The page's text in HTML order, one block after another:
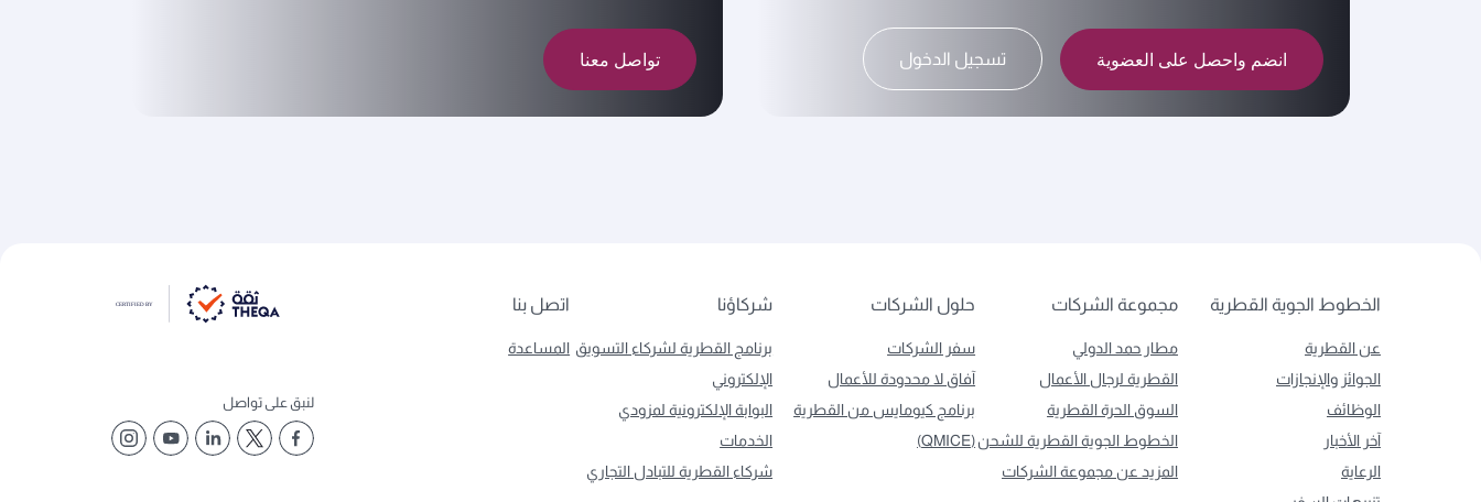
تواصل معنا انضم واحصل على العضوية تسجيل الدخول
الخطوط الجوية القطرية مجموعة الشركات حلول الشركات شركاؤنا اتصل بنا
عن القطرية
الجوائز والإنجازات
الوظائف
آخر الأخبار
الرعاية
مطار حمد الدولي
القطرية لرجال الأعمال
السوق الحرة القطرية
الخطوط الجوية القطرية للشحن
المزيد عن مجموعة الشركات
سفر الشركات
آفاق لا محدودة للأعمال
برنامج كيومايس من القطرية
(QMICE)
برنامج القطرية لشركاء التسويق
الإلكتروني
البوابة الإلكترونية لمزودي
الخدمات
شركاء القطرية للتبادل التجاري
المساعدة
لنبق على تواصل